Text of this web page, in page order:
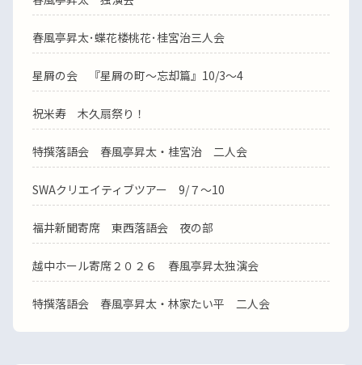
春風亭昇太･蝶花楼桃花･桂宮治三人会
星屑の会 『星屑の町～忘却篇』10/3～4
祝米寿 木久扇祭り！
特撰落語会 春風亭昇太・桂宮治 二人会
SWAクリエイティブツアー 9/７～10
福井新聞寄席 東西落語会 夜の部
越中ホール寄席２０２６ 春風亭昇太独演会
特撰落語会 春風亭昇太・林家たい平 二人会